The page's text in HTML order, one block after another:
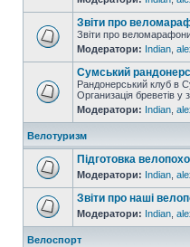
Звіти про
Звіти про
Модератори: Indian
Сумський
Рандонерський клуб в
Организація бреветів у
Модератори: Indian
Велотуризм
Підготовка
Модератори: Indian
Звіти про наші
Модератори: Indian
Велоспорт